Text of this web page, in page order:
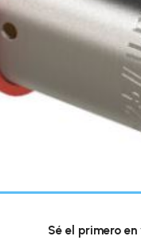
Sé el primero en